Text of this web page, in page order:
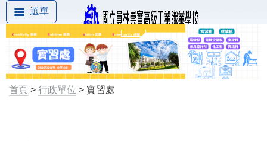
選單
首頁 > 行政單位 > 實習處